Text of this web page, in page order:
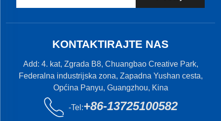
KONTAKTIRAJTE NAS
Add: 4. kat, Zgrada B8, Chuangbao Creative Park,
Federalna industrijska zona, Zapadna Yushan cesta,
Općina Panyu, Guangzhou, Kina
-Tel:+86-13725100582